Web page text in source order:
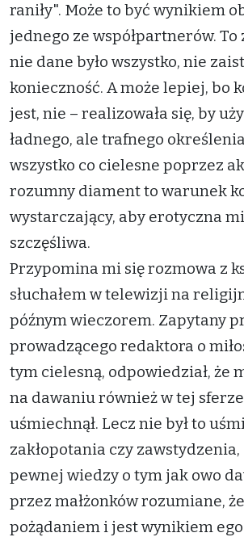
raniły". Może to być wynikiem
jednego ze współpartnerów. To
nie dane było wszystko, nie
konieczność. A może lepiej, bo
jest, nie – realizowała się, by
ładnego, ale trafnego
wszystko co cielesne poprzez
rozumny diament to warunek
wystarczający, aby erotyczna
szczęśliwa.
Przypomina mi się rozmowa z
słuchałem w telewizji na
późnym wieczorem. Zapytany
prowadzącego redaktora o
tym cielesną, odpowiedział, że
na dawaniu również w tej
uśmiechnął. Lecz nie był to
zakłopotania czy
pewnej wiedzy o tym jak owo
przez małżonków rozumiane,
pożądaniem i jest wynikiem